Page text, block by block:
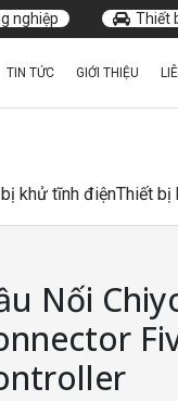
nghiệp Thiết
TIN TỨC GIỚI THIỆU
khử tĩnh điệnThiết bị
Nối